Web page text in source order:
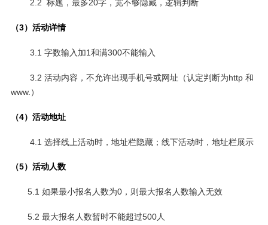
2.2 标题，最多20字，宽不够隐藏，逻辑判断
（3）活动详情
3.1 字数输入加1和满300不能输入
3.2 活动内容，不允许出现手机号或网址（认定判断为http 和
www.）
（4）活动地址
4.1 选择线上活动时，地址栏隐藏；线下活动时，地址栏展示
（5）活动人数
5.1 如果最小报名人数为0，则最大报名人数输入无效
5.2 最大报名人数暂时不能超过500人